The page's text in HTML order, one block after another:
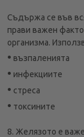
Съдържа се във
прави важен
организма.
• възпаленията
• инфекциите
• стреса
• токсините
8. Желязото е